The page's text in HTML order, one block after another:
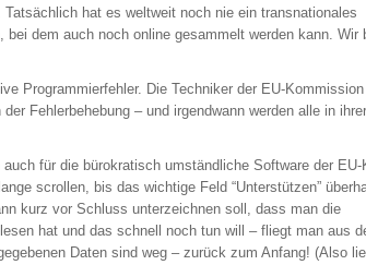
hat es weltweit noch nie ein transnationales
bei dem auch noch online gesammelt werden kann. Wir
Programmierfehler. Die Techniker der EU-
Fehlerbehebung – und irgendwann werden alle in
für die bürokratisch umständliche Software der
scrollen, bis das wichtige Feld “Unterstützen”
kurz vor Schluss unterzeichnen soll, dass man die
hat und das schnell noch tun will – fliegt man aus
Daten sind weg – zurück zum Anfang! (Also